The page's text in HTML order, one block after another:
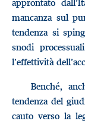
approntato
mancanza sul
tendenza si
snodi
l’effettività
Benché,
tendenza del
cauto verso la